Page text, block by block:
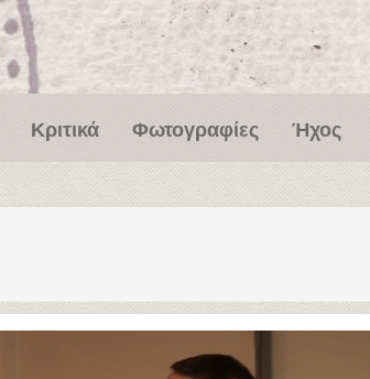
Κριτικά Φωτογραφίες Ήχος